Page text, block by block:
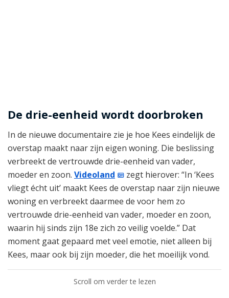
De drie-eenheid wordt doorbroken
In de nieuwe documentaire zie je hoe Kees eindelijk de
overstap maakt naar zijn eigen woning. Die beslissing
verbreekt de vertrouwde drie-eenheid van vader,
moeder en zoon. Videoland
zegt hierover: “In ‘Kees
vliegt écht uit’ maakt Kees de overstap naar zijn nieuwe
woning en verbreekt daarmee de voor hem zo
vertrouwde drie-eenheid van vader, moeder en zoon,
waarin hij sinds zijn 18e zich zo veilig voelde.” Dat
moment gaat gepaard met veel emotie, niet alleen bij
Kees, maar ook bij zijn moeder, die het moeilijk vond.
Scroll om verder te lezen